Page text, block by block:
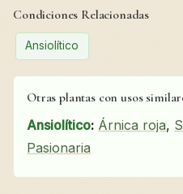
Condiciones Relacionadas
Ansiolítico
Otras plantas con usos
Ansiolítico: Árnica roja,
Pasionaria